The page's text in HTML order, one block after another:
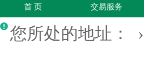
首 页 交易服务
您所处的地址： ›